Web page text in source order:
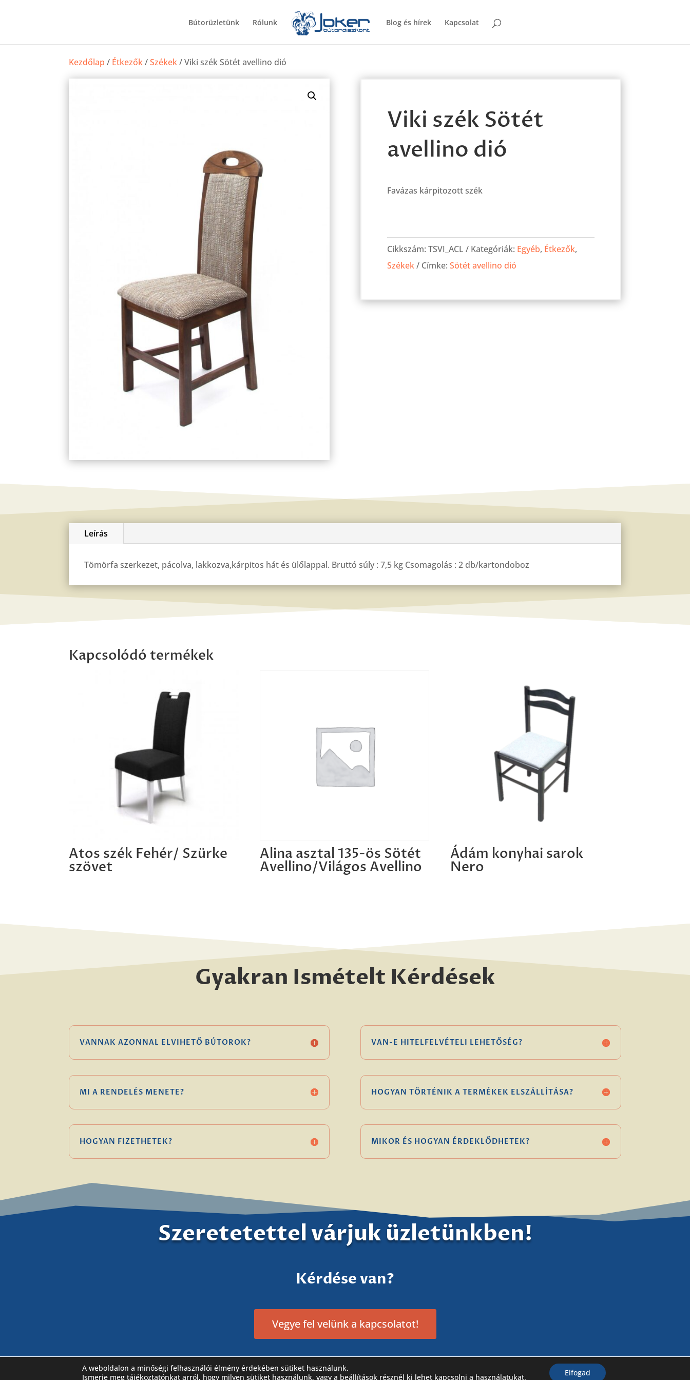
Bútorüzletünk Rólunk Blog és hírek Kapcsolat
Kezdőlap / Étkezők/Székek/ Viki szék Sötét avellino dió
Viki szék Sötét
avellino dió
Favázas kárpitozott szék
szék
Sötét
avellino
Cikkszám: TSVI_ACL Kategóriák: Egyéb, Étkezők,
Székek
Címke: Sötét avellino dió
Leírás
Tömörfa szerkezet, pácolva, lakkozva,kárpitos hát és ülőlappal. Bruttó súly : 7,5 kg Csomagolás : 2 db/kartondoboz
Kapcsolódó termékek
Atos szék Fehér/ Szürke
szövet
Alina asztal 135-ös Sötét
Avellino/Világos Avellino
Ádám konyhai sarok
Nero
Gyakran Ismételt Kérdések
VANNAK AZONNAL ELVIHETŐ BÚTOROK?
MI A RENDELÉS MENETE?
HOGYAN FIZETHETEK?
VAN-E HITELFELVÉTELI LEHETŐSÉG?
HOGYAN TÖRTÉNIK A TERMÉKEK ELSZÁLLÍTÁSA?
MIKOR ÉS HOGYAN ÉRDEKLŐDHETEK?
Szeretetettel várjuk üzletünkben!
Kérdése van?
Vegye fel velünk a kapcsolatot!
Látogassa meg Facebook oldalunkat is!
A weboldalon a minőségi felhasználói élmény érdekében sütiket használunk.
Ismerje meg tájékoztatónkat arról, hogy milyen sütiket használunk, vagy a beállítások résznél ki lehet kapcsolni a használatukat. Elfogad